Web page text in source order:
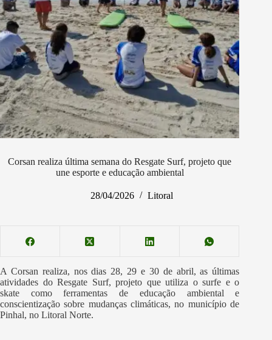
Corsan realiza última semana do Resgate Surf, projeto que
une esporte e educação ambiental
28/04/2026 Litoral
A Corsan realiza, nos dias 28, 29 e 30 de abril, as últimas
atividades do Resgate Surf, projeto que utiliza o surfe e o
skate como ferramentas de educação ambiental e
conscientização sobre mudanças climáticas, no município de
Pinhal, no Litoral Norte.